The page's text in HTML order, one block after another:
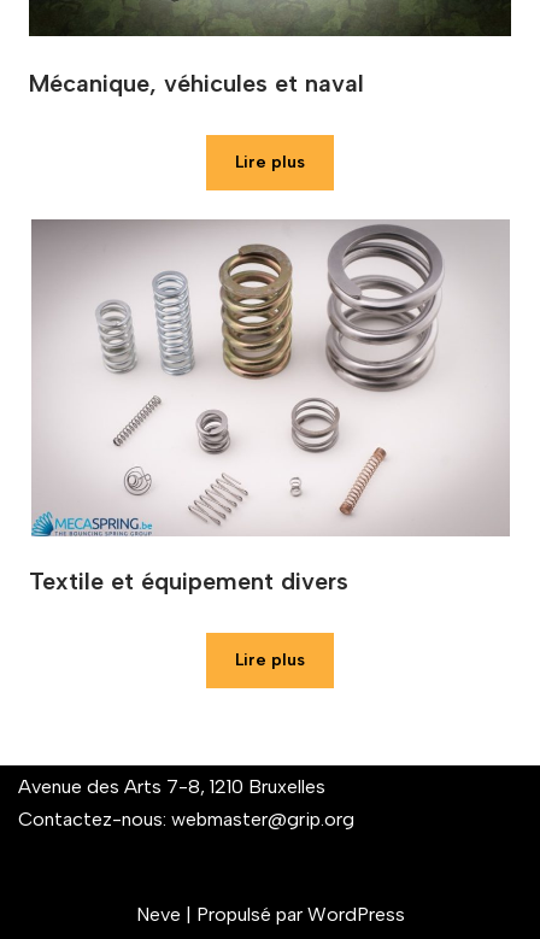
Mécanique, véhicules et naval
Lire plus
Textile et équipement divers
Lire plus
Avenue des Arts 7-8, 1210 Bruxelles
Contactez-nous: webmaster@grip.org
Neve | Propulsé par WordPress